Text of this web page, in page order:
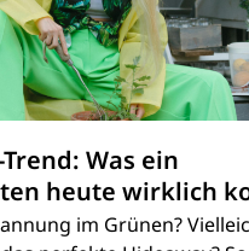
Was ein
heute wirklich
im Grünen?